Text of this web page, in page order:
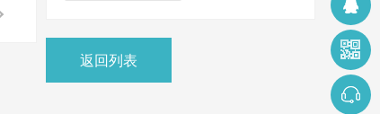
返回列表